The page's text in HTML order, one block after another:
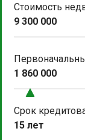
Стоимость
9 300 000
1 860 000
Срок
15 лет